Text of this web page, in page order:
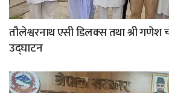
तौलेश्वरनाथ एसी डिलक्स तथा श्री गणेश
उद्घाटन